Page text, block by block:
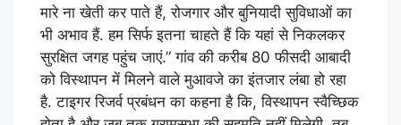
मारे ना खेती कर पाते हैं, रोजगार और बुनियादी सुविधाओं का
भी अभाव हैं. हम सिर्फ इतना चाहते हैं कि यहां से निकलकर
सुरक्षित जगह पहुंच जाएं.” गांव की करीब 80 फीसदी आबादी
को विस्थापन में मिलने वाले मुआवजे का इंतजार लंबा हो रहा
है. टाइगर रिजर्व प्रबंधन का कहना है कि, विस्थापन स्वैच्छिक